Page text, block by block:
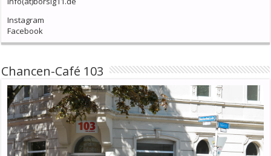
Instagram
Facebook
Chancen-Café 103